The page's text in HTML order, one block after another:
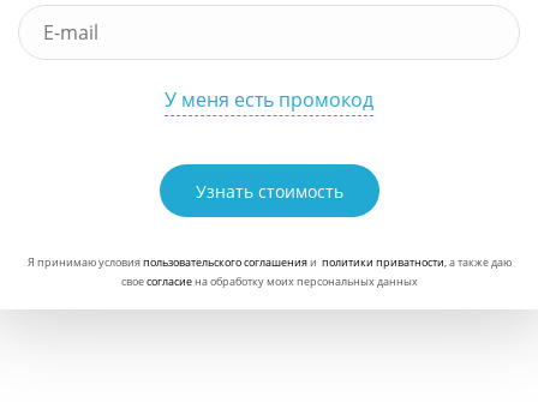
У меня есть промокод
Узнать стоимость
Я принимаю условияпользовательского соглашенияи политики приватности, а также даю
своесогласиена обработку моих персональных данных